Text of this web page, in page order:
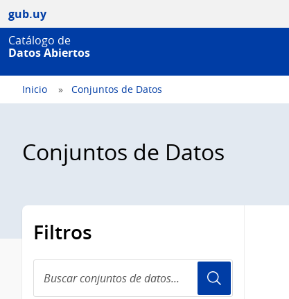
gub.uy
Catálogo de
Datos Abiertos
Inicio Conjuntos de Datos
Conjuntos de Datos
Filtros
conjuntos